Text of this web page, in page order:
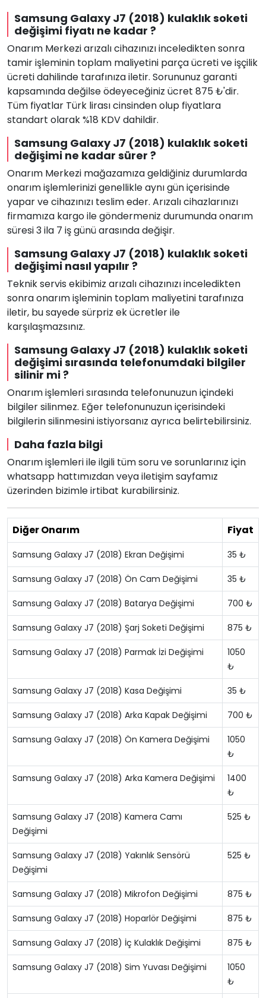
Samsung Galaxy J7 (2018) kulaklık soketi
değişimi fiyatı ne kadar ?
Onarım Merkezi arızalı cihazınızı inceledikten sonra
tamir işleminin toplam maliyetini parça ücreti ve işçilik
ücreti dahilinde tarafınıza iletir. Sorununuz garanti
kapsamında değilse ödeyeceğiniz ücret 875 ₺'dir.
Tüm fiyatlar Türk lirası cinsinden olup fiyatlara
standart olarak %18 KDV dahildir.
Samsung Galaxy J7 (2018) kulaklık soketi
değişimi ne kadar sürer ?
Onarım Merkezi mağazamıza geldiğiniz durumlarda
onarım işlemlerinizi genellikle aynı gün içerisinde
yapar ve cihazınızı teslim eder. Arızalı cihazlarınızı
firmamıza kargo ile göndermeniz durumunda onarım
süresi 3 ila 7 iş günü arasında değişir.
Samsung Galaxy J7 (2018) kulaklık soketi
değişimi nasıl yapılır ?
Teknik servis ekibimiz arızalı cihazınızı inceledikten
sonra onarım işleminin toplam maliyetini tarafınıza
iletir, bu sayede sürpriz ek ücretler ile
karşılaşmazsınız.
Samsung Galaxy J7 (2018) kulaklık soketi
değişimi sırasında telefonumdaki bilgiler
silinir mi ?
Onarım işlemleri sırasında telefonunuzun içindeki
bilgiler silinmez. Eğer telefonunuzun içerisindeki
bilgilerin silinmesini istiyorsanız ayrıca belirtebilirsiniz.
Daha fazla bilgi
Onarım işlemleri ile ilgili tüm soru ve sorunlarınız için
whatsapp hattımızdan veya iletişim sayfamız
üzerinden bizimle irtibat kurabilirsiniz.
Diğer Onarım Fiyat
Samsung Galaxy J7 (2018) Ekran Değişimi 35 ₺
Samsung Galaxy J7 (2018) Ön Cam Değişimi 35 ₺
Samsung Galaxy J7 (2018) Batarya Değişimi 700 ₺
Samsung Galaxy J7 (2018) Şarj Soketi Değişimi 875 ₺
Samsung Galaxy J7 (2018) Parmak İzi Değişimi
1050
₺
Samsung Galaxy J7 (2018) Kasa Değişimi 35 ₺
Samsung Galaxy J7 (2018) Arka Kapak Değişimi 700 ₺
Samsung Galaxy J7 (2018) Ön Kamera Değişimi
1050
₺
Samsung Galaxy J7 (2018) Arka Kamera Değişimi
1400
₺
Samsung Galaxy J7 (2018) Kamera Camı
Değişimi
525 ₺
Samsung Galaxy J7 (2018) Yakınlık Sensörü
Değişimi
525 ₺
Samsung Galaxy J7 (2018) Mikrofon Değişimi 875 ₺
Samsung Galaxy J7 (2018) Hoparlör Değişimi 875 ₺
Samsung Galaxy J7 (2018) İç Kulaklık Değişimi 875 ₺
Samsung Galaxy J7 (2018) Sim Yuvası Değişimi
1050
₺